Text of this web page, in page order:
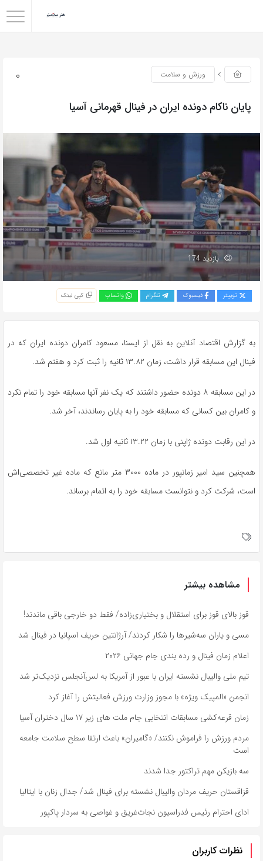
0 ورزش و سلامت
پایان ناکام دونده ایران در فینال قهرمانی آسیا
بازدید 174
توییتر فیسبوک تلگرام واتساپ کپی لینک
به گزارش اقتصاد آنلاین به نقل از ایسنا، مسعود کامران دونده ایران که در
فینال این مسابقه قرار داشت، زمان ۱۳.۸۲ ثانیه را ثبت کرد و هفتم شد.
در این مسابقه ۸ دونده حضور داشتند که یک نفر آنها مسابقه خود را تمام نکرد
و کامران بین کسانی که مسابقه خود را به پایان رساندند، آخر شد.
در این رقابت دونده ژاپنی با زمان ۱۳.۲۲ ثانیه اول شد.
همچنین سید امیر زمانپور در ماده ۳۰۰۰ متر مانع که ماده غیر تخصصی‌اش
است، شرکت کرد و نتوانست مسابقه خود را به اتمام برساند.
مشاهده بیشتر
قوز بالای قوز برای استقلال و بختیاری‌زاده/ فقط دو خارجی باقی ماندند!
مسی و یاران سه‌شیرها را شکار کردند/ آرژانتین حریف اسپانیا در فینال شد
اعلام زمان فینال و رده بندی جام جهانی ۲۰۲۶
تیم ملی والیبال نشسته ایران با عبور از آمریکا به لس‌آنجلس نزدیک‌تر شد
انجمن «المپیک ویژه» با مجوز وزارت ورزش فعالیتش را آغاز کرد
زمان قرعه‌کشی مسابقات انتخابی جام ملت های زیر ۱۷ سال دختران آسیا
مردم ورزش را فراموش نکنند/ «گامیران» باعث ارتقا سطح سلامت جامعه
است
سه بازیکن مهم تراکتور جدا شدند
قزاقستان حریف مردان والیبال نشسته برای فینال شد/ جدال زنان با ایتالیا
ادای احترام رئیس فدراسیون نجات‌غریق و غواصی به سردار پاکپور
نظرات کاربران